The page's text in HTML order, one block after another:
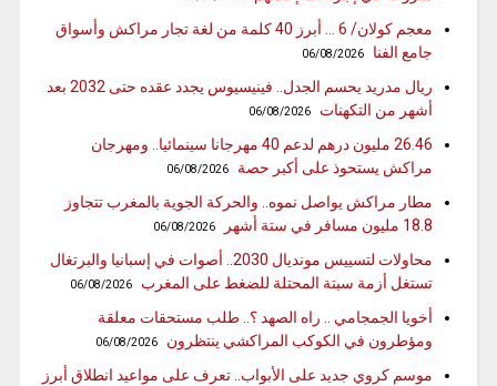
معجم كولان/ 6 … أبرز 40 كلمة من لغة تجار مراكش وأسواق
جامع الفنا
06/08/2026
ريال مدريد يحسم الجدل.. فينيسيوس يجدد عقده حتى 2032 بعد
أشهر من التكهنات
06/08/2026
26.46 مليون درهم لدعم 40 مهرجانا سينمائيا.. ومهرجان
مراكش يستحوذ على أكبر حصة
06/08/2026
مطار مراكش يواصل نموه.. والحركة الجوية بالمغرب تتجاوز
18.8 مليون مسافر في ستة أشهر
06/08/2026
محاولات لتسييس مونديال 2030.. أصوات في إسبانيا والبرتغال
تستغل أزمة سبتة المحتلة للضغط على المغرب
06/08/2026
أخويا الجمجامي .. راه الصهد ؟.. طلب مستحقات معلقة
ومؤطرون في الكوكب المراكشي ينتظرون
06/08/2026
موسم كروي جديد على الأبواب.. تعرف على مواعيد انطلاق أبرز